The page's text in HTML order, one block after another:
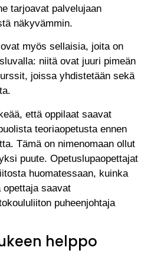
tarjoavat palvelujaan
näkyvämmin.
myös sellaisia, joita on
niitä ovat juuri pimeän
joissa yhdistetään sekä
että oppilaat saavat
teoriaopetusta ennen
Tämä on nimenomaan ollut
puute. Opetuslupaopettajat
huomatessaan, kuinka
saavat
puheenjohtaja
helppo